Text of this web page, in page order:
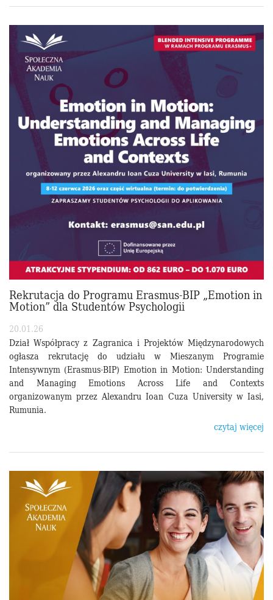
Rekrutacja do Programu Erasmus-BIP „Emotion in
Motion” dla Studentów Psychologii
20.01.26
Dział Współpracy z Zagranica i Projektów Międzynarodowych
ogłasza rekrutację do udziału w Mieszanym Programie
Intensywnym (Erasmus-BIP) Emotion in Motion: Understanding
and Managing Emotions Across Life and Contexts
organizowanym przez Alexandru Ioan Cuza University w Iasi,
Rumunia.
czytaj więcej